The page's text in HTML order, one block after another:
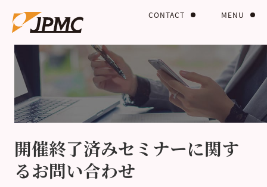
MENU
CONTACT
開催終了済みセミナーに関す
るお問い合わせ